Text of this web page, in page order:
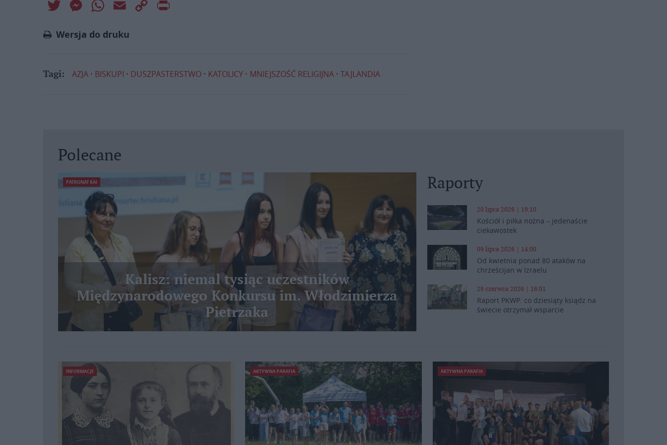
Twitter MessengerWhatsApp
Email
Copy
Wersja do druku
Tagi: AZJA BISKUPI DUSZPASTERSTWO KATOLICY MNIEJSZOŚĆ RELIGIJNA TAJLANDIA
Polecane
PATRONAT KAI
Kalisz: niemal tysiąc uczestników
Międzynarodowego Konkursu im. Włodzimierza
Pietrzaka
Raporty
20 lipca 2026 | 19:10
Kościół i piłka nożna – jedenaście
ciekawostek
09 lipca 2026 | 14:00
Od kwietnia ponad 80 ataków na
chrześcijan w Izraelu
29 czerwca 2026 | 16:01
Raport PKWP: co dziesiąty ksiądz na
świecie otrzymał wsparcie
INFORMACJE AKTYWNA PARAFIA AKTYWNA PARAFIA